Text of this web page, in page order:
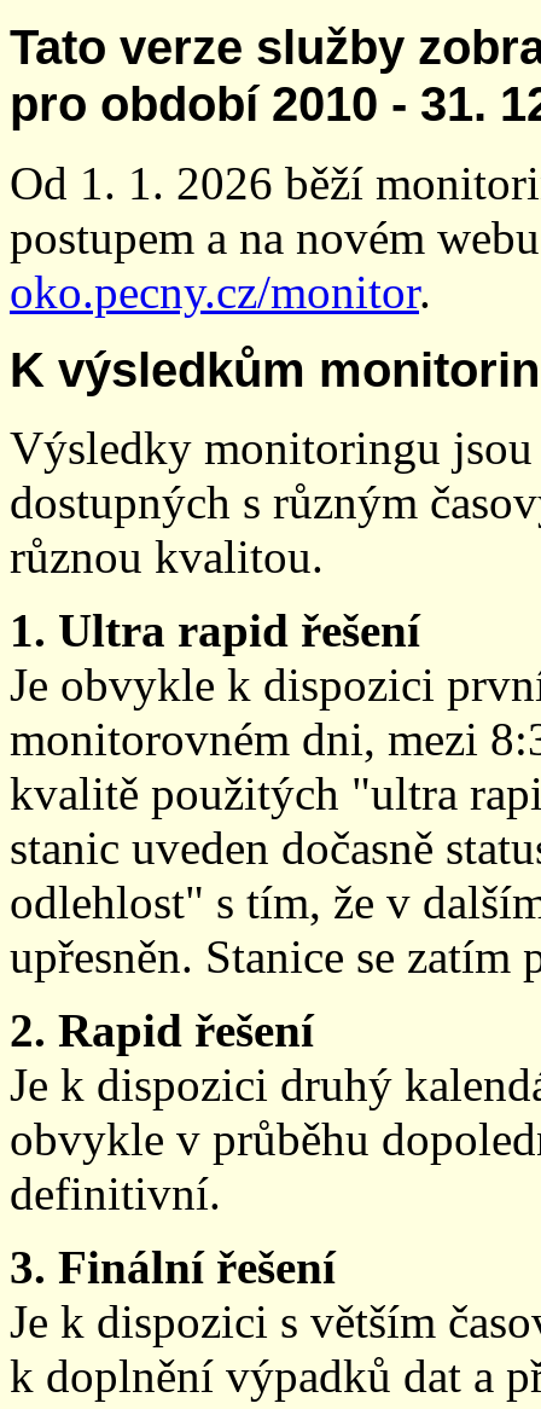
Tato verze služby
pro období 2010 - 31.
Od 1. 1. 2026 běží
postupem a na novém
oko.pecny.cz/monitor.
K výsledkům
Výsledky monitoringu
dostupných s různým
různou kvalitou.
1. Ultra rapid řešení
Je obvykle k dispozici
monitorovném dni, mezi
kvalitě použitých "ultra
stanic uveden dočasně
odlehlost" s tím, že v
upřesněn. Stanice se zatím
2. Rapid řešení
Je k dispozici druhý
obvykle v průběhu
definitivní.
3. Finální řešení
Je k dispozici s větším
k doplnění výpadků dat a